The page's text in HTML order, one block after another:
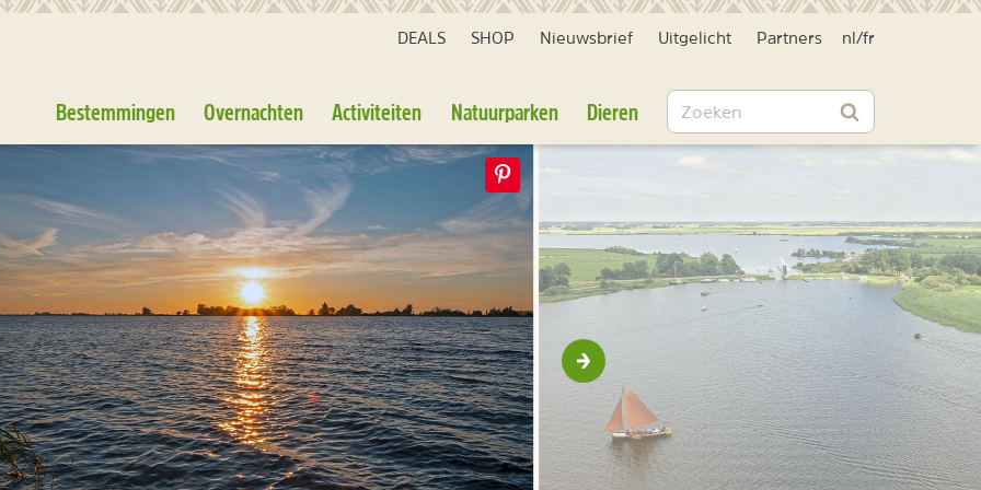
DEALS SHOP Nieuwsbrief Uitgelicht Partners nl /fr
Bestemmingen Overnachten Activiteiten Natuurparken Dieren Zoeken
Zoeken
Volgende